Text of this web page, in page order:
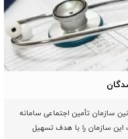
سازمان تأمین اجتماعی سامانه
سازمان را با هدف تسهیل